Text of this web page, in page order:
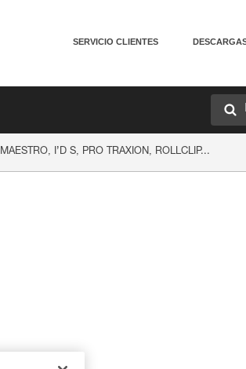
SERVICIO CLIENTES
I’D S, PRO TRAXION, ROLLCLIP...